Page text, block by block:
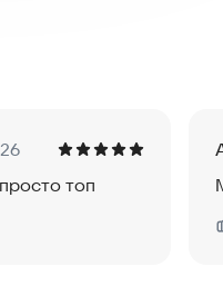
каково это -
не дадут тебе
удар в
пройти через все
топ